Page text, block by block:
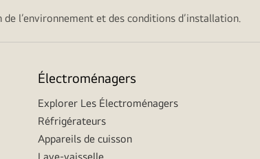
l’environnement et des conditions d’installation.
Électroménagers
Explorer Les Électroménagers
Réfrigérateurs
Appareils de cuisson